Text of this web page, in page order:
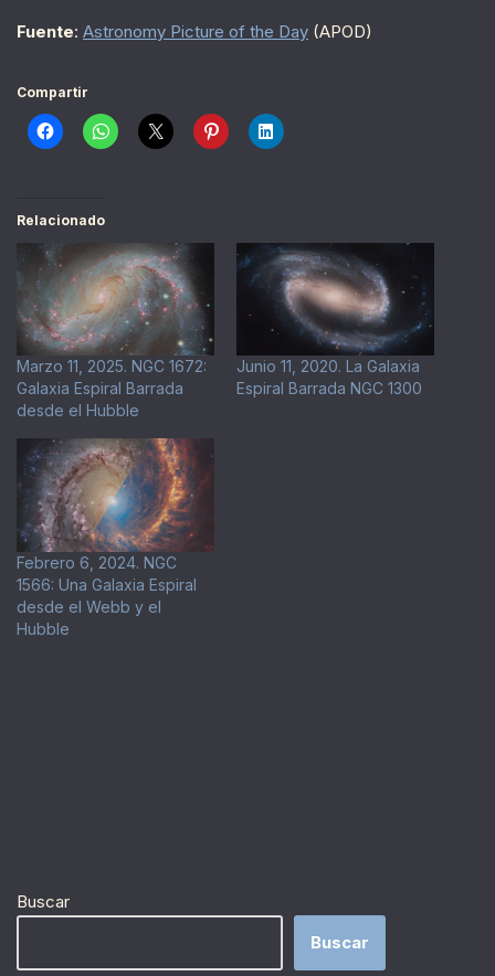
Fuente: Astronomy Picture of the Day (APOD)
Compartir
Relacionado
Marzo 11, 2025. NGC 1672:
Galaxia Espiral Barrada
desde el Hubble
Junio 11, 2020. La Galaxia
Espiral Barrada NGC 1300
Febrero 6, 2024. NGC
1566: Una Galaxia Espiral
desde el Webb y el
Hubble
Buscar
Buscar